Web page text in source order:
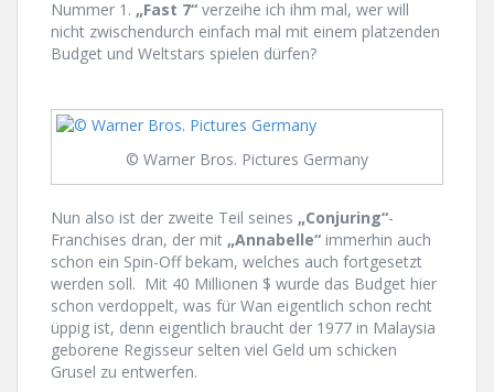
Nummer 1. „Fast 7“ verzeihe ich ihm mal, wer will
nicht zwischendurch einfach mal mit einem platzenden
Budget und Weltstars spielen dürfen?
© Warner Bros. Pictures Germany
Nun also ist der zweite Teil seines „Conjuring“-
Franchises dran, der mit „Annabelle“ immerhin auch
schon ein Spin-Off bekam, welches auch fortgesetzt
werden soll. Mit 40 Millionen $ wurde das Budget hier
schon verdoppelt, was für Wan eigentlich schon recht
üppig ist, denn eigentlich braucht der 1977 in Malaysia
geborene Regisseur selten viel Geld um schicken
Grusel zu entwerfen.